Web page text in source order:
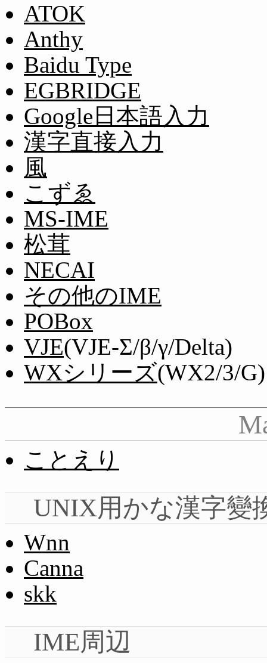
ATOK
Anthy
Baidu Type
EGBRIDGE
Google日本語入力
漢字直接入力
風
こずゑ
MS-IME
松茸
NECAI
その他のIME
POBox
VJE(VJE-Σ/β/γ/Delta)
WXシリーズ(WX2/3/G)
ことえり
UNIX用かな漢字變
Wnn
Canna
skk
IME周辺